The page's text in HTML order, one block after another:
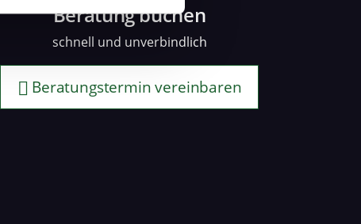
anbieten zu können
Verwendung unserer
diese Informationen
weiterhin nutzen.
Beratung buchen
schnell und unverbindlich
Beratungstermin vereinbaren